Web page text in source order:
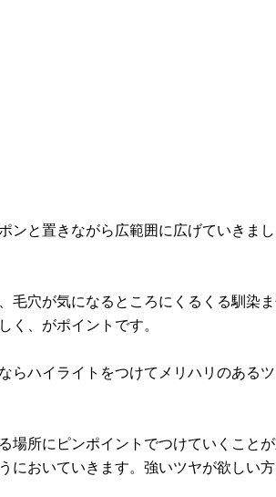
ンと置きながら広範囲に広げていきま
毛穴が気になるところにくるくる馴染
く、がポイントです。
ハイライトをつけてメリハリのある
場所にピンポイントでつけていくこと
おいていきます。強いツヤが欲しい